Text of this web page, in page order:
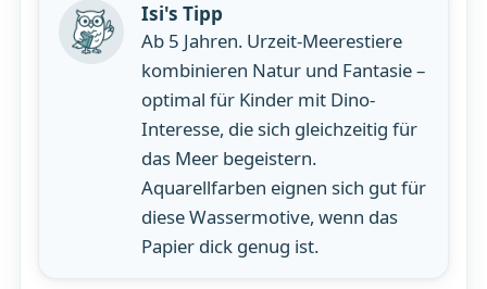
Isi's Tipp
Ab 5 Jahren. Urzeit-Meerestiere
kombinieren Natur und Fantasie –
optimal für Kinder mit Dino-
Interesse, die sich gleichzeitig für
das Meer begeistern.
Aquarellfarben eignen sich gut für
diese Wassermotive, wenn das
Papier dick genug ist.